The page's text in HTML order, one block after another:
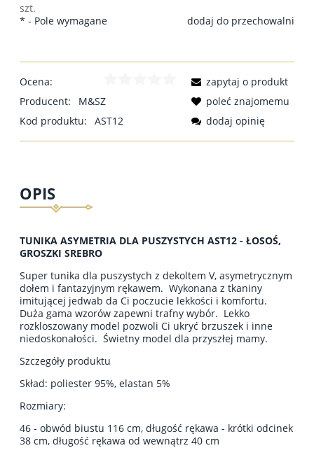
szt.
dodaj do przechowalni
* - Pole wymagane
Ocena:
Producent:
M&SZ
Kod produktu:
AST12
zapytaj o produkt
poleć znajomemu
dodaj opinię
OPIS
TUNIKA ASYMETRIA DLA PUSZYSTYCH AST12 - ŁOSOŚ,
GROSZKI SREBRO
Super tunika dla puszystych z dekoltem V, asymetrycznym
dołem i fantazyjnym rękawem. Wykonana z tkaniny
imitującej jedwab da Ci poczucie lekkości i komfortu.
Duża gama wzorów zapewni trafny wybór. Lekko
rozkloszowany model pozwoli Ci ukryć brzuszek i inne
niedoskonałości. Świetny model dla przyszłej mamy.
Szczegóły produktu
Skład: poliester 95%, elastan 5%
Rozmiary:
46 - obwód biustu 116 cm, długość rękawa - krótki odcinek
38 cm, długość rękawa od wewnątrz 40 cm